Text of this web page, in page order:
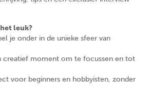
leuk?
je onder in de unieke sfeer van
creatief moment om te focussen en tot
voor beginners en hobbyisten, zonder